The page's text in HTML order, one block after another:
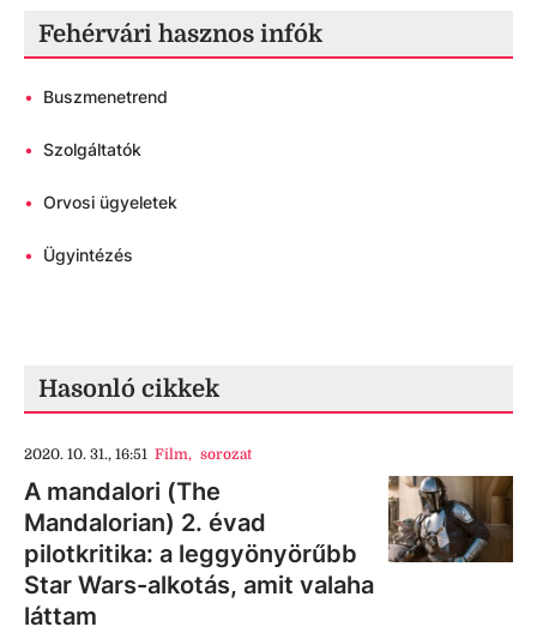
Fehérvári hasznos infók
• Buszmenetrend
• Szolgáltatók
• Orvosi ügyeletek
• Ügyintézés
Hasonló cikkek
2020. 10. 31., 16:51 Film, sorozat
A mandalori (The
Mandalorian) 2. évad
pilotkritika: a leggyönyörűbb
Star Wars-alkotás, amit valaha
láttam